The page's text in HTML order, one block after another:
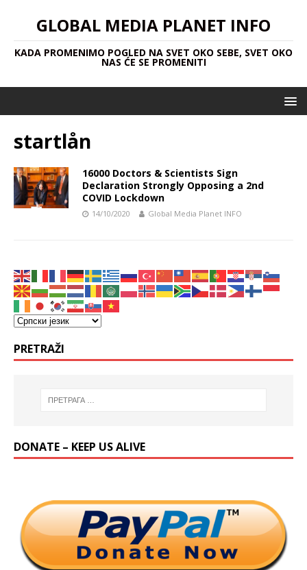
GLOBAL MEDIA PLANET INFO
KADA PROMENIMO POGLED NA SVET OKO SEBE, SVET OKO
NAS ĆE SE PROMENITI
startlån
16000 Doctors & Scientists Sign
Declaration Strongly Opposing a 2nd
COVID Lockdown
14/10/2020 Global Media Planet INFO
PRETRAŽI
DONATE – KEEP US ALIVE